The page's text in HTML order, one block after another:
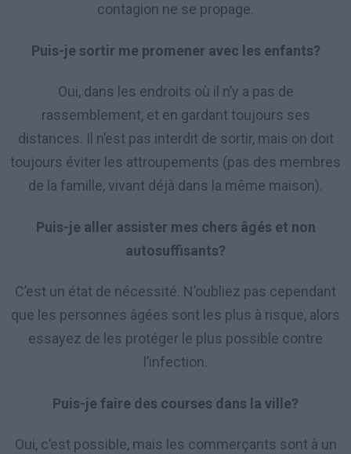
contagion ne se propage.
Puis-je sortir me promener avec les enfants?
Oui, dans les endroits où il n’y a pas de
rassemblement, et en gardant toujours ses
distances. Il n’est pas interdit de sortir, mais on doit
toujours éviter les attroupements (pas des membres
de la famille, vivant déjà dans la même maison).
Puis-je aller assister mes chers âgés et non
autosuffisants?
C’est un état de nécessité. N’oubliez pas cependant
que les personnes âgées sont les plus à risque, alors
essayez de les protéger le plus possible contre
l’infection.
Puis-je faire des courses dans la ville?
Oui, c’est possible, mais les commerçants sont à un